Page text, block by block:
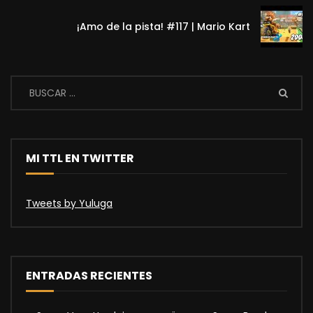
¡Amo de la pista! #117 | Mario Kart
MI TTL EN TWITTER
Tweets by Yuluga
ENTRADAS RECIENTES